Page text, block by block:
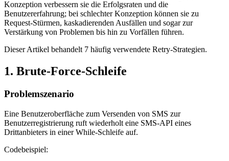
Konzeption verbessern sie die Erfolgsraten und die
Benutzererfahrung; bei schlechter Konzeption können sie zu
Request-Stürmen, kaskadierenden Ausfällen und sogar zur
Verstärkung von Problemen bis hin zu Vorfällen führen.
Dieser Artikel behandelt 7 häufig verwendete Retry-Strategien.
1. Brute-Force-Schleife
Problemszenario
Eine Benutzeroberfläche zum Versenden von SMS zur
Benutzerregistrierung ruft wiederholt eine SMS-API eines
Drittanbieters in einer While-Schleife auf.
Codebeispiel: